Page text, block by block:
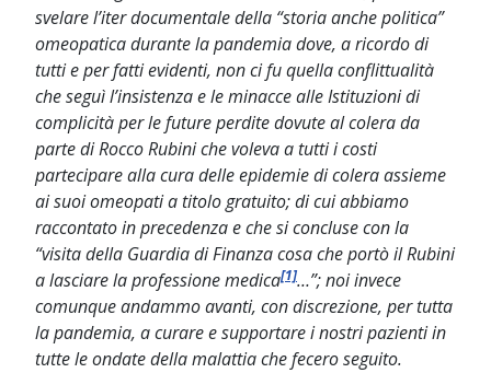
svelare l’iter documentale della “storia anche politica”
omeopatica durante la pandemia dove, a ricordo di
tutti e per fatti evidenti, non ci fu quella conflittualità
che seguì l’insistenza e le minacce alle Istituzioni di
complicità per le future perdite dovute al colera da
parte di Rocco Rubini che voleva a tutti i costi
partecipare alla cura delle epidemie di colera assieme
ai suoi omeopati a titolo gratuito; di cui abbiamo
raccontato in precedenza e che si concluse con la
“visita della Guardia di Finanza cosa che portò il Rubini
a lasciare la professione medica[1]…”; noi invece
comunque andammo avanti, con discrezione, per tutta
la pandemia, a curare e supportare i nostri pazienti in
tutte le ondate della malattia che fecero seguito.